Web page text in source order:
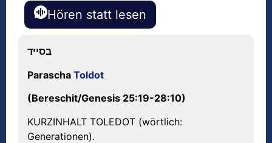
Hören statt lesen
בסייד
Parascha Toldot
(Bereschit/Genesis 25:19-28:10)
KURZINHALT TOLEDOT (wörtlich:
Generationen).